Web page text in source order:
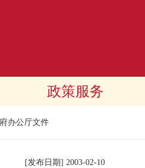
政策服务
办公厅文件
[发布日期] 2003-02-10